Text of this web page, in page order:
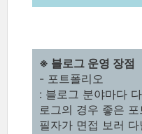
※ 블로그 운영 장점
- 포트폴리오
: 블로그 분야마다
로그의 경우 좋은
필자가 면접 보러